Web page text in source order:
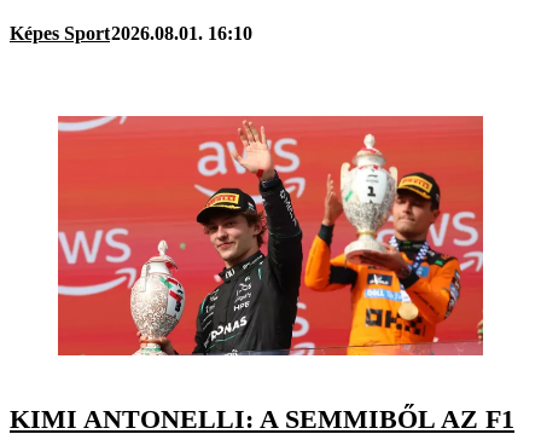
Képes Sport2026.08.01. 16:10
KIMI ANTONELLI: A SEMMIBŐL AZ F1